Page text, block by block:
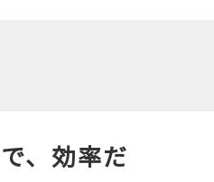
、効率だ